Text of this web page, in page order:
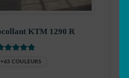
Sticker Autocollant KTM 1290 R
+63 COULEURS